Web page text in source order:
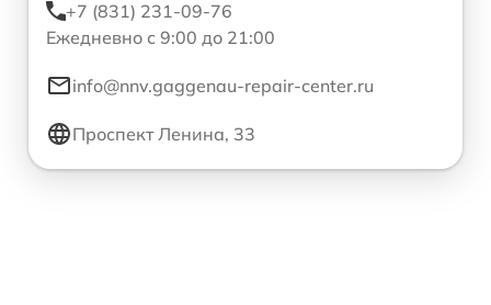
+7 (831) 231-09-76
Ежедневно с 9:00 до 21:00
info@nnv.gaggenau-repair-center.ru
Проспект Ленина, 33